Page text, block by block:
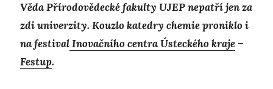
Věda Přírodovědecké fakulty UJEP nepatří jen za
zdi univerzity. Kouzlo katedry chemie proniklo i
na festivalInovačního centra Ústeckého kraje–
Festup.